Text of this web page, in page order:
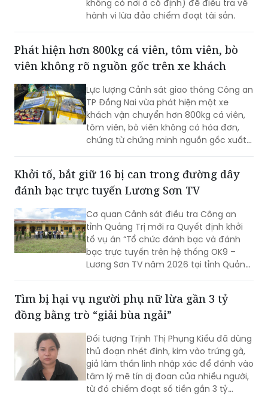
Ngày 4/8, Công an phường Vĩnh Tuy
(Hà Nội) cho biết đã tạm giữ Tống Thị
không có nơi ở cố định) để điều tra về
hành vi lừa đảo chiếm đoạt tài sản.
Phát hiện hơn 800kg cá viên, tôm viên, bò
viên không rõ nguồn gốc trên xe khách
Lực lượng Cảnh sát giao thông Công an
TP Đồng Nai vừa phát hiện một xe
tôm viên, bò viên không có hóa đơn,
chứng từ chứng minh nguồn gốc xuất
xứ. Toàn bộ số thực phẩm được vận
khác trong khoang hành lý, không bảo
đảm điều kiện an toàn thực phẩm.
Khởi tố, bắt giữ 16 bị can trong đường dây
đánh bạc trực tuyến Lương Sơn TV
Cơ quan Cảnh sát điều tra Công an
tỉnh Quảng Trị mới ra Quyết định khởi
bạc trực tuyến trên hệ thống OK9 –
Lương Sơn TV năm 2026 tại tỉnh Quảng
Trị và các tỉnh, thành phố liên quan”;
đồng thời khởi tố 16 bị can về các tội Tổ
chức đánh bạc và Đánh bạc theo quy
định của Bộ luật Hình sự.
​Tìm bị hại vụ người phụ nữ lừa gần 3 tỷ
đồng bằng trò “giải bùa ngải”
Đối tượng Trịnh Thị Phụng Kiều đã dùng
thủ đoạn nhét đinh, kim vào trứng gà,